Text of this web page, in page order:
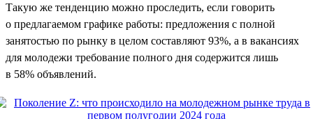
Такую же тенденцию можно проследить, если говорить
о предлагаемом графике работы: предложения с полной
занятостью по рынку в целом составляют 93%, а в вакансиях
для молодежи требование полного дня содержится лишь
в 58% объявлений.